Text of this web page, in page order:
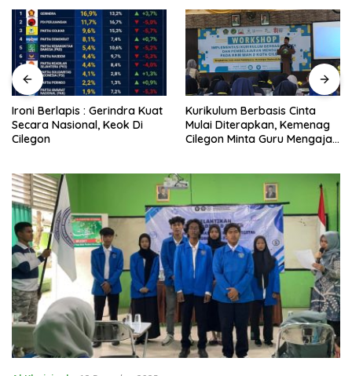
Ironi Berlapis : Gerindra Kuat
Secara Nasional, Keok Di
Cilegon
Kurikulum Berbasis Cinta
Mulai Diterapkan, Kemenag
Cilegon Minta Guru Mengajar